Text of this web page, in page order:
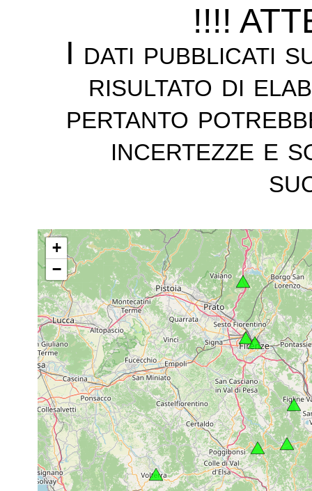
!!!!
I dati pubblicati
risultato di
pertanto
incertezze e
+
−